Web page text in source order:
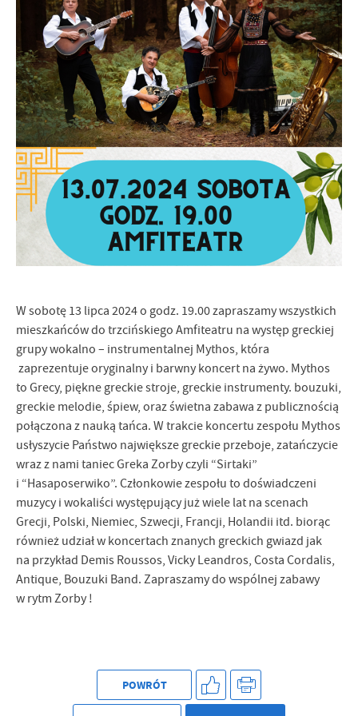
W sobotę 13 lipca 2024 o godz. 19.00 zapraszamy wszystkich
mieszkańców do trzcińskiego Amfiteatru na występ greckiej
grupy wokalno – instrumentalnej Mythos, która
zaprezentuje oryginalny i barwny koncert na żywo. Mythos
to Grecy, piękne greckie stroje, greckie instrumenty. bouzuki,
greckie melodie, śpiew, oraz świetna zabawa z publicznością
połączona z nauką tańca. W trakcie koncertu zespołu Mythos
usłyszycie Państwo największe greckie przeboje, zatańczycie
wraz z nami taniec Greka Zorby czyli “Sirtaki”
i “Hasaposerwiko”. Członkowie zespołu to doświadczeni
muzycy i wokaliści występujący już wiele lat na scenach
Grecji, Polski, Niemiec, Szwecji, Francji, Holandii itd. biorąc
również udział w koncertach znanych greckich gwiazd jak
na przykład Demis Roussos, Vicky Leandros, Costa Cordalis,
Antique, Bouzuki Band. Zapraszamy do wspólnej zabawy
w rytm Zorby !
POWRÓT
Firmy te działają w charakterze pośredników prezentujących nasze
treści w postaci wiadomości, ofert, komunikatów mediów
społecznościowych.